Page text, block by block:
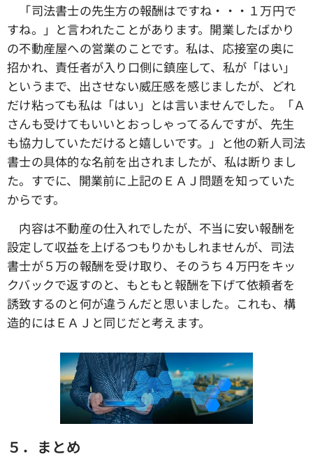
「司法書士の先生方の報酬はですね・・・１万円で
すね。」と言われたことがあります。開業したばかり
の不動産屋への営業のことです。私は、応接室の奥に
招かれ、責任者が入り口側に鎮座して、私が「はい」
というまで、出させない威圧感を感じましたが、どれ
だけ粘っても私は「はい」とは言いませんでした。「Ａ
さんも受けてもいいとおっしゃってるんですが、先生
も協力していただけると嬉しいです。」と他の新人司法
書士の具体的な名前を出されましたが、私は断りまし
た。すでに、開業前に上記のＥＡＪ問題を知っていた
からです。
内容は不動産の仕入れでしたが、不当に安い報酬を
設定して収益を上げるつもりかもしれませんが、司法
書士が５万の報酬を受け取り、そのうち４万円をキッ
クバックで返すのと、もともと報酬を下げて依頼者を
誘致するのと何が違うんだと思いました。これも、構
造的にはＥＡＪと同じだと考えます。
５．まとめ